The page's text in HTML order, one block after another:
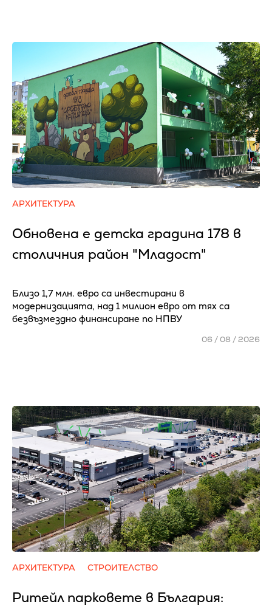
АРХИТЕКТУРА
Обновена е детска градина 178 в
столичния район "Младост"
Близо 1,7 млн. евро са инвестирани в
модернизацията, над 1 милион евро от тях са
безвъзмездно финансиране по НПВУ
06 / 08 / 2026
АРХИТЕКТУРА СТРОИТЕЛСТВО
Ритейл парковете в България: